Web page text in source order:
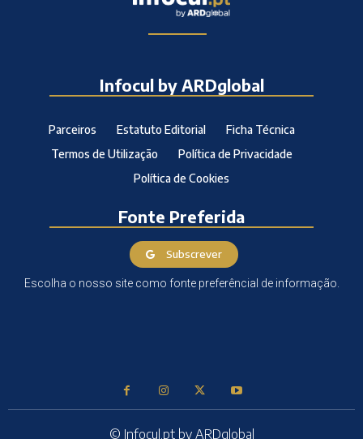
Infocul by ARDglobal
Parceiros Estatuto Editorial
Ficha Técnica
Termos de Utilização
Política de Privacidade
Política de Cookies
Fonte Preferida
Subscrever
Escolha o nosso site como fonte preferêncial de informação.
© Infocul.pt by ARDglobal